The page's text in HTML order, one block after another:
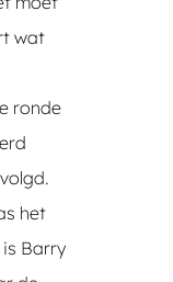
wat
ronde
het
Barry